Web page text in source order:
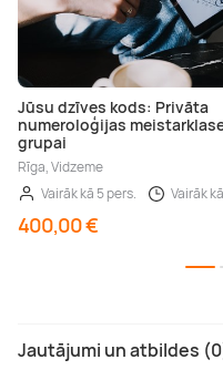
Jūsu dzīves kods: Privāta
numeroloģijas
grupai
Rīga, Vidzeme
Vairāk kā 5 pers.
Vairāk
400,00 €
Jautājumi un atbildes